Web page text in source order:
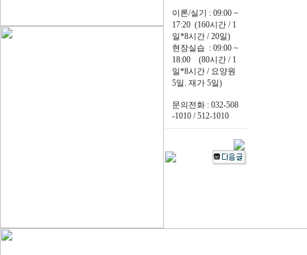
이론/실기 : 09:00 ~
17:20 (160시간 / 1
일*8시간 / 20일)
현장실습 : 09:00 ~
18:00 (80시간 / 1
일*8시간 / 요양원
5일. 재가 5일)
문의전화 : 032-508
-1010 / 512-1010